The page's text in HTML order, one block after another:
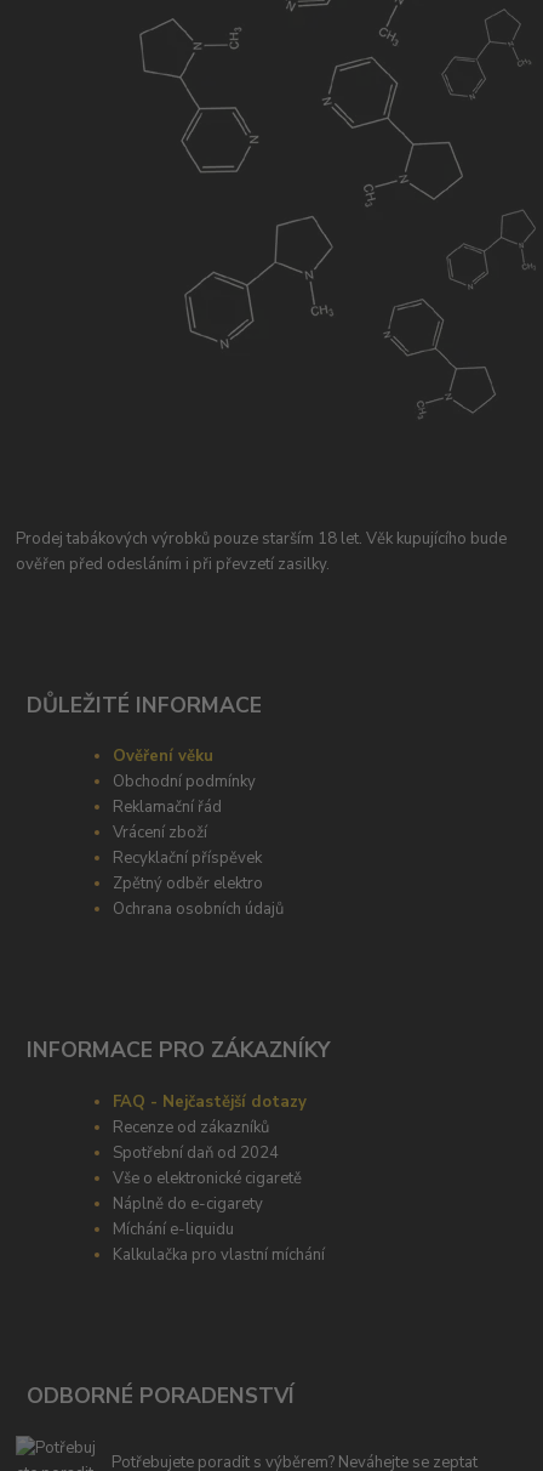
Prodej tabákových výrobků pouze starším 18 let. Věk kupujícího bude
ověřen před odesláním i při převzetí zasilky.
DŮLEŽITÉ INFORMACE
Ověření věku
Obchodní podmínky
Reklamační řád
Vrácení zboží
Recyklační příspěvek
Zpětný odběr elektro
Ochrana osobních údajů
INFORMACE PRO ZÁKAZNÍKY
FAQ - Nejčastější dotazy
Recenze od zákazníků
Spotřební daň od 2024
Vše o elektronické cigaretě
Náplně do e-cigarety
Míchání e-liquidu
Kalkulačka pro vlastní míchání
ODBORNÉ PORADENSTVÍ
Potřebujete poradit s výběrem? Neváhejte se zeptat